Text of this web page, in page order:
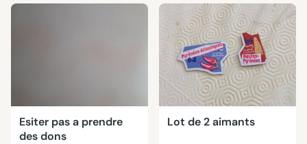
Esiter pas a prendre
des dons
Lot de 2 aimants